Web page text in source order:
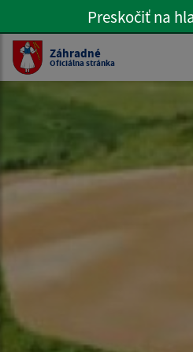
Preskočiť na
Preskočiť na
Záhradné
Oficiálna stránka